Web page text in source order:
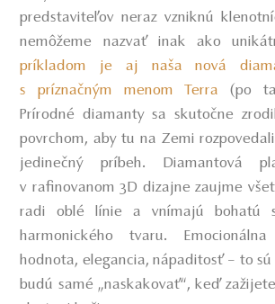
predstaviteľov neraz vzniknú
nemôžeme nazvať inak ako
príkladom je aj naša nová
s príznačným menom Terra
(po
Prírodné diamanty sa skutočne
povrchom, aby tu na Zemi
jedinečný príbeh. Diamantová
v rafinovanom 3D dizajne zaujme
radi oblé línie a vnímajú bohatú
harmonického tvaru.
hodnota, elegancia, nápaditosť – to
budú samé „naskakovať“, keď